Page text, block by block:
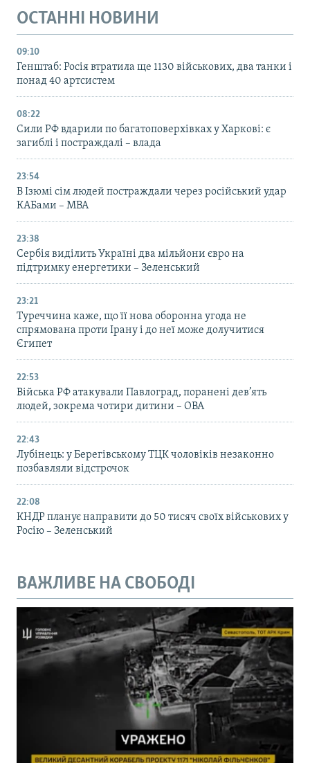
ОСТАННІ НОВИНИ
09:10
Генштаб: Росія втратила ще 1130 військових, два танки і
понад 40 артсистем
08:22
Сили РФ вдарили по багатоповерхівках у Харкові: є
загиблі і постраждалі – влада
23:54
В Ізюмі сім людей постраждали через російський удар
КАБами – МВА
23:38
Сербія виділить Україні два мільйони євро на
підтримку енергетики – Зеленський
23:21
Туреччина каже, що її нова оборонна угода не
спрямована проти Ірану і до неї може долучитися
Єгипет
22:53
Війська РФ атакували Павлоград, поранені дев’ять
людей, зокрема чотири дитини – ОВА
22:43
Лубінець: у Берегівському ТЦК чоловіків незаконно
позбавляли відстрочок
22:08
КНДР планує направити до 50 тисяч своїх військових у
Росію – Зеленський
ВАЖЛИВЕ НА СВОБОДІ